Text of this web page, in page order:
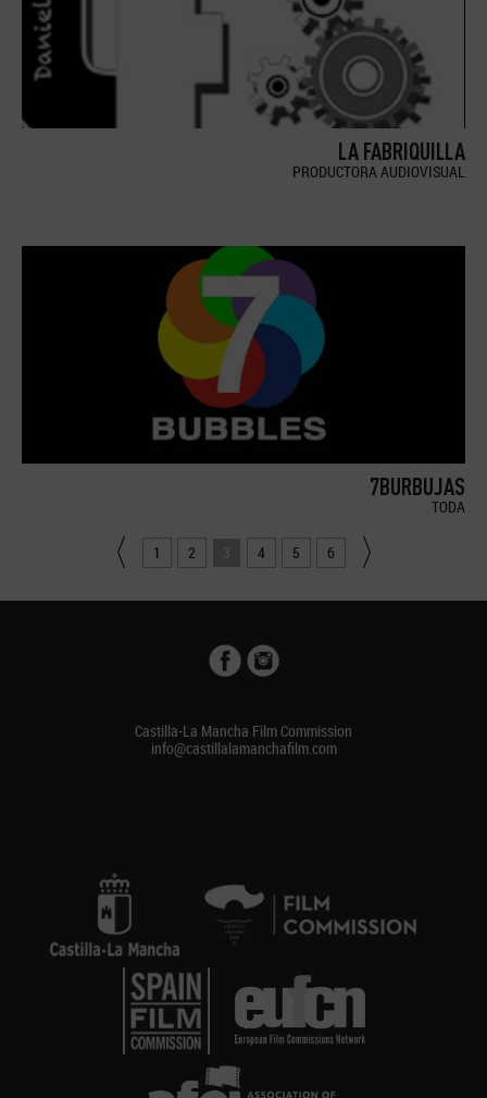
LA FABRIQUILLA
PRODUCTORA AUDIOVISUAL
7BURBUJAS
TODA
1 2 3 4 5 6
Castilla-La Mancha Film Commission
info@castillalamanchafilm.com